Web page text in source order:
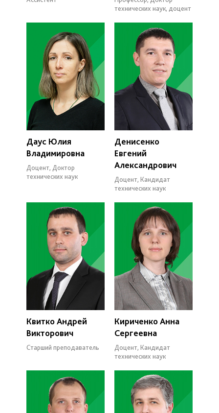
технических наук, доцент
Даус Юлия
Владимировна
Доцент, Доктор
технических наук
Денисенко
Евгений
Александрович
Доцент, Кандидат
технических наук
Квитко Андрей
Викторович
Старший преподаватель
Кириченко Анна
Сергеевна
Доцент, Кандидат
технических наук